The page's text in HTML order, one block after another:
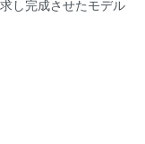
し完成させたモデル